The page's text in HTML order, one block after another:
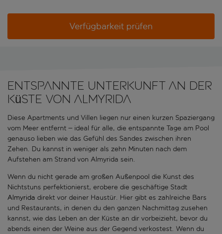
Verfügbarkeit prüfen
Entspannte Unterkunft an der
Küste von Almyrida
Diese Apartments und Villen liegen nur einen kurzen Spaziergang
vom Meer entfernt – ideal für alle, die entspannte Tage am Pool
genauso lieben wie das Gefühl des Sandes zwischen ihren
Zehen. Du kannst in weniger als zehn Minuten nach dem
Aufstehen am Strand von Almyrida sein.
Wenn du nicht gerade am großen Außenpool die Kunst des
Nichtstuns perfektionierst, erobere die geschäftige Stadt
Almyrida direkt vor deiner Haustür. Hier gibt es zahlreiche Bars
und Restaurants, in denen du den ganzen Nachmittag zusehen
kannst, wie das Leben an der Küste an dir vorbeizieht, bevor du
abends einen der Weine aus der Gegend verkostest. Wenn du